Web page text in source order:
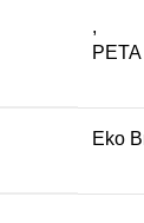
,
Eko